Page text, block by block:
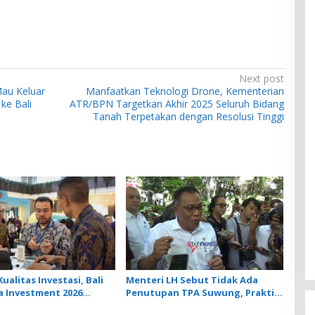
Keluar
Bali
Next post
Manfaatkan Teknologi Drone, Kementerian
ATR/BPN Targetkan Akhir 2025 Seluruh Bidang
Tanah Terpetakan dengan Resolusi Tinggi
Investasi, Bali
Investment 2026
Menteri LH Sebut Tidak Ada
Penutupan TPA Suwung, Praktik